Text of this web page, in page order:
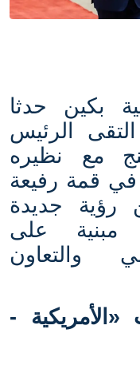
بكين حدثا
الرئيس
مع نظيره
في قمة رفيعة
رؤية جديدة
مبنية على
والتعاون
-